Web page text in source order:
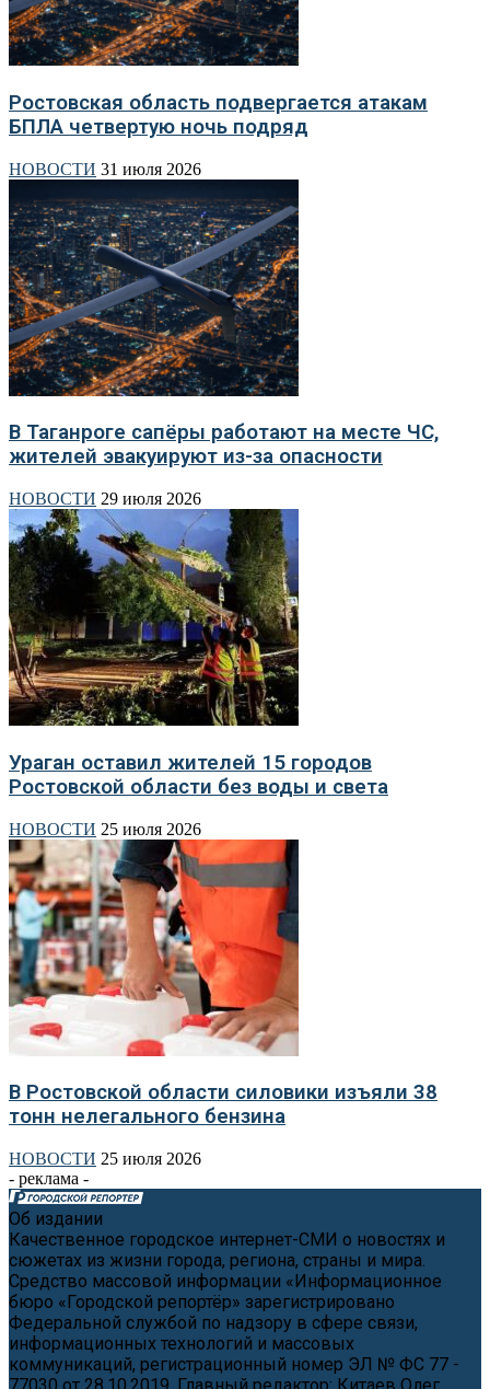
Ростовская область подвергается атакам
БПЛА четвертую ночь подряд
НОВОСТИ 31 июля 2026
В Таганроге сапёры работают на месте ЧС,
жителей эвакуируют из-за опасности
НОВОСТИ 29 июля 2026
Ураган оставил жителей 15 городов
Ростовской области без воды и света
НОВОСТИ 25 июля 2026
В Ростовской области силовики изъяли 38
тонн нелегального бензина
НОВОСТИ 25 июля 2026
- реклама -
Об издании
Качественное городское интернет-СМИ о новостях и
сюжетах из жизни города, региона, страны и мира.
Средство массовой информации «Информационное
бюро «Городской репортёр» зарегистрировано
Федеральной службой по надзору в сфере связи,
информационных технологий и массовых
коммуникаций, регистрационный номер ЭЛ № ФС 77 -